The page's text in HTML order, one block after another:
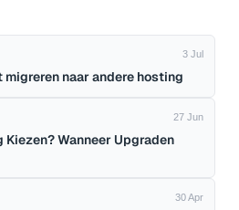
3 Jul
migreren naar andere hosting
27 Jun
Kiezen? Wanneer Upgraden
30 Apr